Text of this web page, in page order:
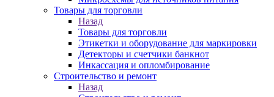
Товары для торговли
Назад
Товары для торговли
Этикетки и оборудование для маркировки
Детекторы и счетчики банкнот
Инкассация и опломбирование
Строительство и ремонт
Назад